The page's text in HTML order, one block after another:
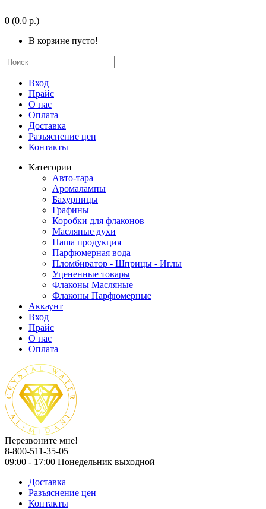
0 (0.0 р.)
В корзине пусто!
Вход
Прайс
О нас
Оплата
Доставка
Разъяснение цен
Контакты
Категории
Авто-тара
Аромалампы
Бахурницы
Графины
Коробки для флаконов
Масляные духи
Наша продукция
Парфюмерная вода
Пломбиратор - Шприцы - Иглы
Уцененные товары
Флаконы Масляные
Флаконы Парфюмерные
Аккаунт
Вход
Прайс
О нас
Оплата
Перезвоните мне!
8-800-511-35-05
09:00 - 17:00 Понедельник выходной
Доставка
Разъяснение цен
Контакты